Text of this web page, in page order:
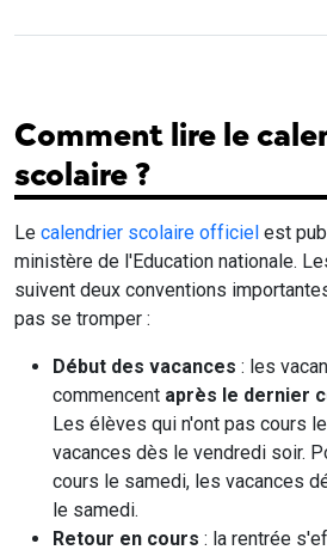
Comment lire le
scolaire ?
Le calendrier scolaire officiel est
ministère de l'Education nationale.
suivent deux conventions
pas se tromper :
Début des vacances : les
commencent après le dernier
Les élèves qui n'ont pas cours
vacances dès le vendredi soir.
cours le samedi, les vacances
le samedi.
Retour en cours : la rentrée